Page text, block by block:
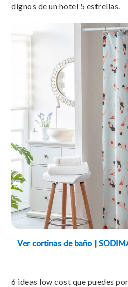
dignos de un hotel 5 estrellas.
Ver cortinas de baño |
6 ideas low cost que puedes